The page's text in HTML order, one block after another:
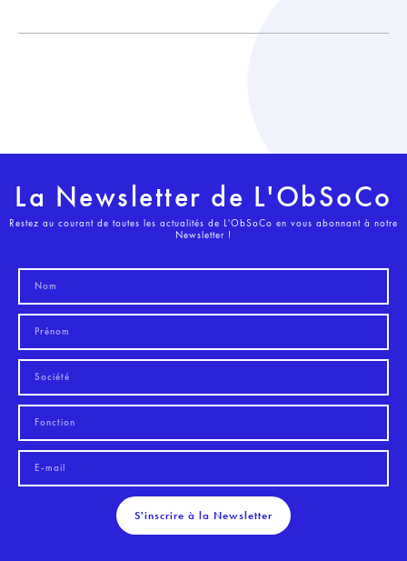
La Newsletter de L'ObSoCo
Restez au courant de toutes les actualités de L'ObSoCo en vous abonnant à notre
Newsletter !
S'inscrire à la Newsletter